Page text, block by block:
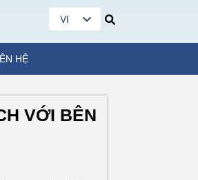
VI
EN
HỆ
VỚI BÊN